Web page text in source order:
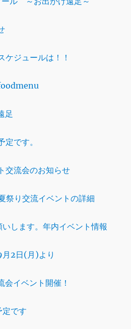
ケジュールは！！
足
定です。
交流会のお知らせ
祭り交流イベントの詳細
します。年内イベント情報
2日(月)より
会イベント開催！
です